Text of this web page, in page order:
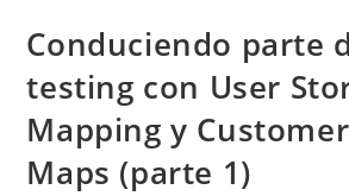
Conduciendo parte
testing con User
Mapping y
Maps (parte 1)